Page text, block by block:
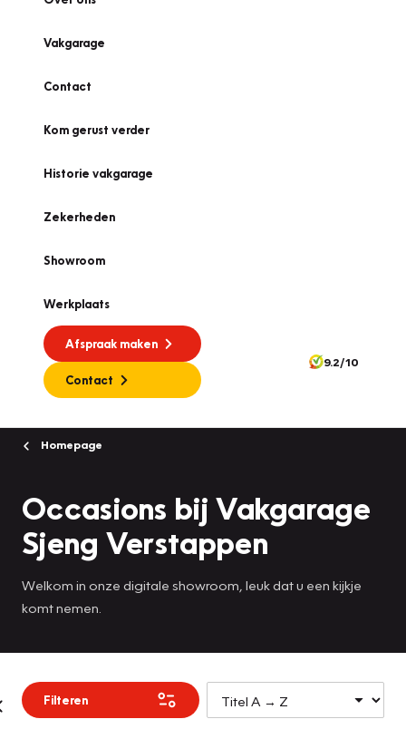
Vakgarage
Contact
Kom gerust verder
Historie vakgarage
Zekerheden
Showroom
Werkplaats
Afspraak maken
Contact
9.2/10
Homepage
Occasions bij Vakgarage
Sjeng Verstappen
Welkom in onze digitale showroom, leuk dat u een kijkje
komt nemen.
Filteren